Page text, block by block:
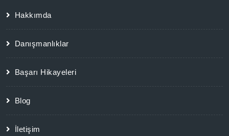
Hakkımda
Danışmanlıklar
Başarı Hikayeleri
Blog
İletişim